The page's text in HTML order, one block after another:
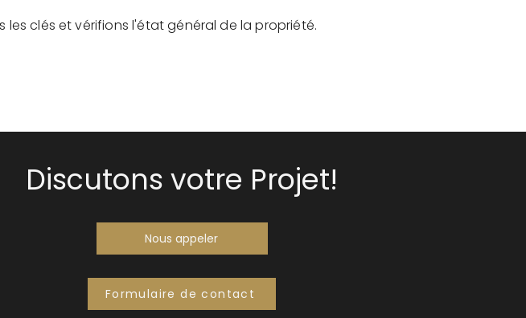
clés et vérifions l'état général de la propriété.
Discutons votre Projet!
Nous appeler
Formulaire de contact